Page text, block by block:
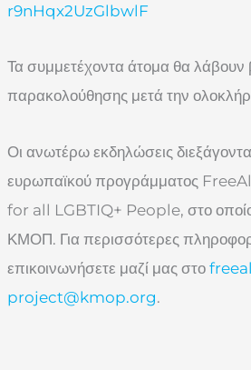
r9nHqx2UzGlbwlF
Τα συμμετέχοντα άτομα θα λάβουν
παρακολούθησης μετά την
Οι ανωτέρω εκδηλώσεις
ευρωπαϊκού προγράμματος
for all LGBTIQ+ People, στο οποίο
ΚΜΟΠ. Για περισσότερες
επικοινωνήσετε μαζί μας στο
project@kmop.org.